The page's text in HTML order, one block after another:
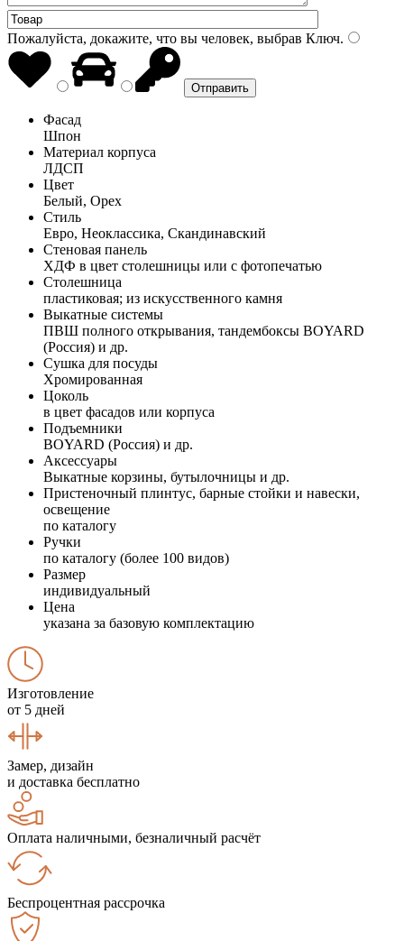
Пожалуйста, докажите, что вы человек, выбрав Ключ.
Фасад
Шпон
Материал корпуса
ЛДСП
Цвет
Белый, Орех
Стиль
Евро, Неоклассика, Скандинавский
Стеновая панель
ХДФ в цвет столешницы или с фотопечатью
Столешница
пластиковая; из искусственного камня
Выкатные системы
ПВШ полного открывания, тандембоксы BOYARD
(Россия) и др.
Сушка для посуды
Хромированная
Цоколь
в цвет фасадов или корпуса
Подъемники
BOYARD (Россия) и др.
Аксессуары
Выкатные корзины, бутылочницы и др.
Пристеночный плинтус, барные стойки и навески,
освещение
по каталогу
Ручки
по каталогу (более 100 видов)
Размер
индивидуальный
Цена
указана за базовую комплектацию
Изготовление
от 5 дней
Замер, дизайн
и доставка бесплатно
Оплата наличными, безналичный расчёт
Беспроцентная рассрочка